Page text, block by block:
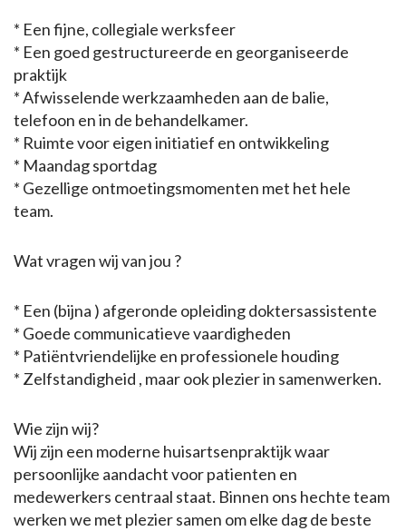
* Een fijne, collegiale werksfeer
* Een goed gestructureerde en georganiseerde
praktijk
* Afwisselende werkzaamheden aan de balie,
telefoon en in de behandelkamer.
* Ruimte voor eigen initiatief en ontwikkeling
* Maandag sportdag
* Gezellige ontmoetingsmomenten met het hele
team.
Wat vragen wij van jou ?
* Een (bijna ) afgeronde opleiding doktersassistente
* Goede communicatieve vaardigheden
* Patiëntvriendelijke en professionele houding
* Zelfstandigheid , maar ook plezier in samenwerken.
Wie zijn wij?
Wij zijn een moderne huisartsenpraktijk waar
persoonlijke aandacht voor patienten en
medewerkers centraal staat. Binnen ons hechte team
werken we met plezier samen om elke dag de beste